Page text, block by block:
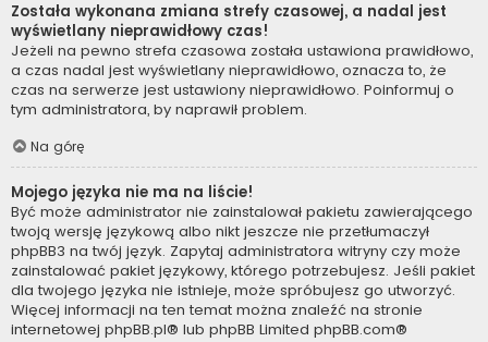
Została wykonana zmiana strefy czasowej, a nadal jest
wyświetlany nieprawidłowy czas!
Jeżeli na pewno strefa czasowa została ustawiona prawidłowo,
a czas nadal jest wyświetlany nieprawidłowo, oznacza to, że
czas na serwerze jest ustawiony nieprawidłowo. Poinformuj o
tym administratora, by naprawił problem.
Na górę
Mojego języka nie ma na liście!
Być może administrator nie zainstalował pakietu zawierającego
twoją wersję językową albo nikt jeszcze nie przetłumaczył
phpBB3 na twój język. Zapytaj administratora witryny czy może
zainstalować pakiet językowy, którego potrzebujesz. Jeśli pakiet
dla twojego języka nie istnieje, może spróbujesz go utworzyć.
Więcej informacji na ten temat można znaleźć na stronie
internetowej phpBB.pl® lub phpBB Limited phpBB.com®